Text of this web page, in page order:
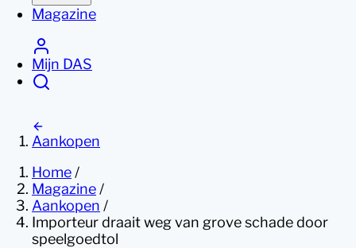
Magazine
Mijn DAS
Aankopen
Home /
Magazine /
Aankopen /
Importeur draait weg van grove schade door
speelgoedtol